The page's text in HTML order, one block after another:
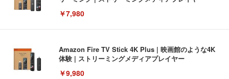
￥7,980
Amazon Fire TV Stick 4K Plus | 映画館のような4K
体験 | ストリーミングメディアプレイヤー
￥9,980